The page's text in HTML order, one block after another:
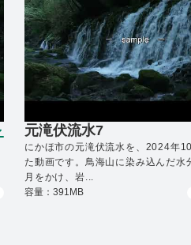
元滝伏流水7
（ダウンロードできます
にかほ市の元滝伏流水を、2024年
た動画です。鳥海山に染み込んだ水
月をかけ、岩...
容量：391MB